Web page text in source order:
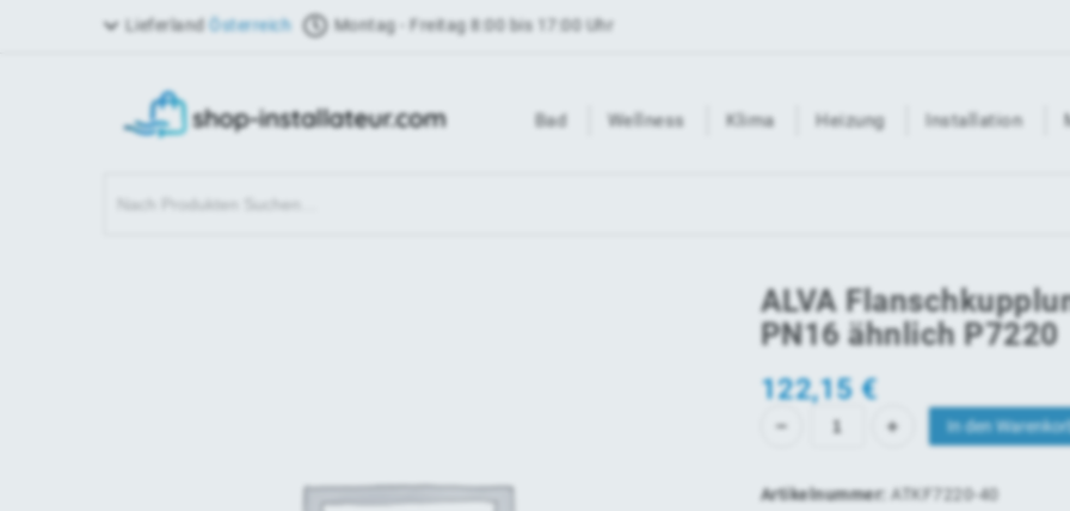
Lieferland Österreich Montag - Freitag 8:00 bis 17:00 Uhr
Bad Wellness Klima Heizung Installation
ALVA
PN16 ähnlich P7220
122,15€
In den
Artikelnummer: ATKF7220-40